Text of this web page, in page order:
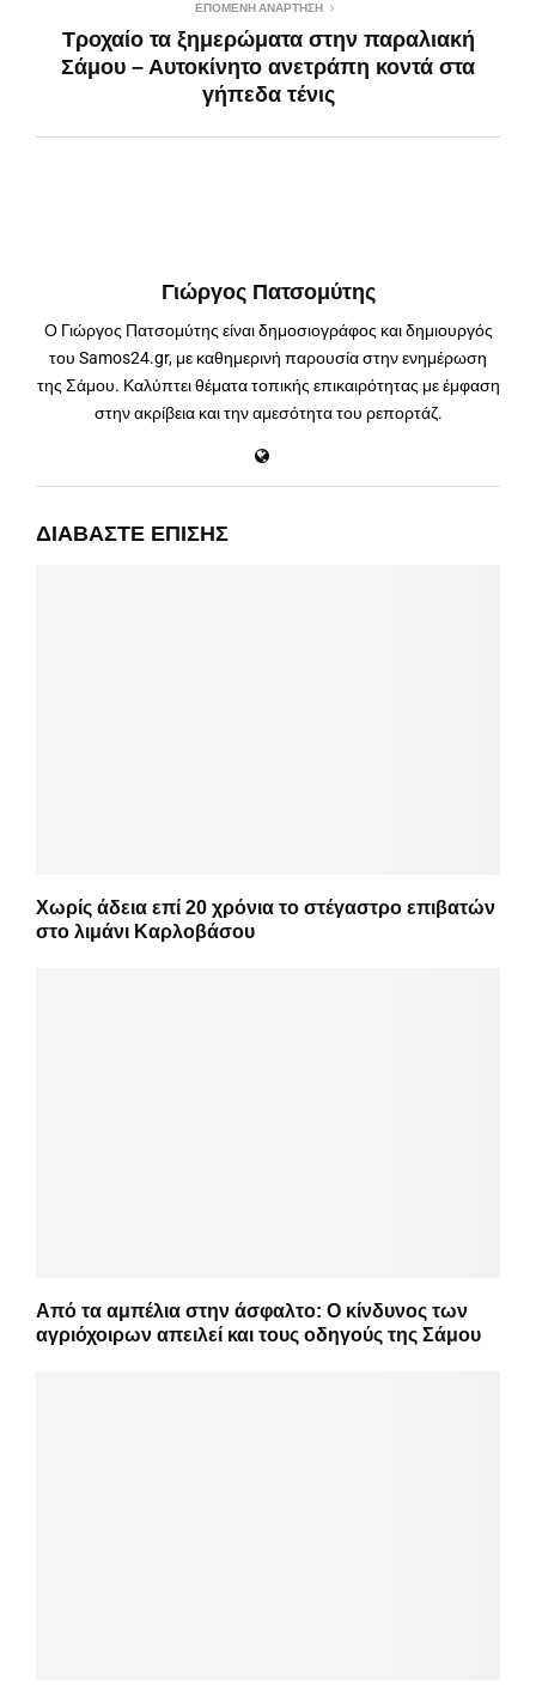
ΕΠΌΜΕΝΗ ΑΝΆΡΤΗΣΗ
Τροχαίο τα ξημερώματα στην παραλιακή
Σάμου – Αυτοκίνητο ανετράπη κοντά στα
γήπεδα τένις
Γιώργος Πατσομύτης
Ο Γιώργος Πατσομύτης είναι δημοσιογράφος και δημιουργός
του Samos24.gr, με καθημερινή παρουσία στην ενημέρωση
της Σάμου. Καλύπτει θέματα τοπικής επικαιρότητας με έμφαση
στην ακρίβεια και την αμεσότητα του ρεπορτάζ.
ΔΙΑΒΆΣΤΕ ΕΠΊΣΗΣ
Χωρίς άδεια επί 20 χρόνια το στέγαστρο επιβατών
στο λιμάνι Καρλοβάσου
Από τα αμπέλια στην άσφαλτο: Ο κίνδυνος των
αγριόχοιρων απειλεί και τους οδηγούς της Σάμου